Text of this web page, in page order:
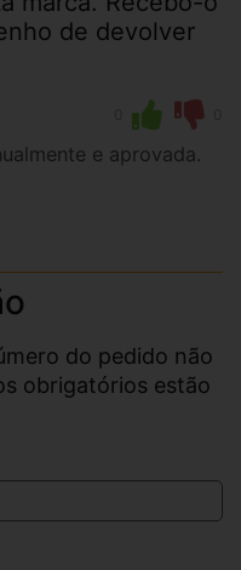
de devolver
e aprovada.
do pedido não
obrigatórios estão